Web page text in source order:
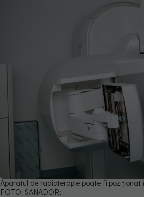
Aparatul de radioterapie poate fi
FOTO: SANADOR;